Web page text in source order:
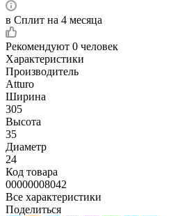
в Сплит на 4 месяца
Рекомендуют 0 человек
Характеристики
Производитель
Atturo
Ширина
305
Высота
35
Диаметр
24
Код товара
00000008042
Все характеристики
Поделиться